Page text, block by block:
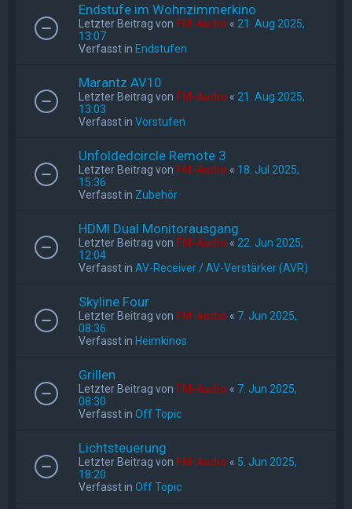
Endstufe im Wohnzimmerkino
Letzter Beitrag von FM-Audio « 21. Aug 2025,
13:07
Verfasst in Endstufen
Marantz AV10
Letzter Beitrag von FM-Audio « 21. Aug 2025,
13:03
Verfasst in Vorstufen
Unfoldedcircle Remote 3
Letzter Beitrag von FM-Audio « 18. Jul 2025,
15:36
Verfasst in Zubehör
HDMI Dual Monitorausgang
Letzter Beitrag von FM-Audio « 22. Jun 2025,
12:04
Verfasst in AV-Receiver / AV-Verstärker (AVR)
Skyline Four
Letzter Beitrag von FM-Audio « 7. Jun 2025,
08:36
Verfasst in Heimkinos
Grillen
Letzter Beitrag von FM-Audio « 7. Jun 2025,
08:30
Verfasst in Off Topic
Lichtsteuerung
Letzter Beitrag von FM-Audio « 5. Jun 2025,
18:20
Verfasst in Off Topic